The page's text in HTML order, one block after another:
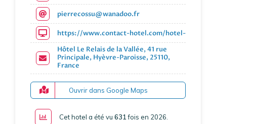
pierrecossu@wanadoo.fr
https://www.contact-hotel.com/hotel-france/6558/hotel-
Hôtel Le Relais de la Vallée, 41 rue
Principale, Hyèvre-Paroisse, 25110,
France
Ouvrir dans Google Maps
Cet hotel a été vu 631fois en 2026